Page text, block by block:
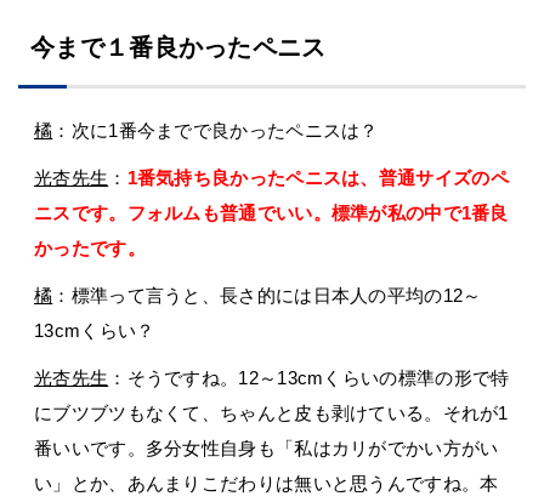
今まで１番良かったペニス
橘 ：次に1番今までで良かったペニスは？
光杏先生 ： 1番気持ち良かったペニスは、普通サイズのペ
ニスです。フォルムも普通でいい。標準が私の中で1番良
かったです。
橘 ：標準って言うと、長さ的には日本人の平均の12～
13cmくらい？
光杏先生 ：そうですね。12～13cmくらいの標準の形で特
にブツブツもなくて、ちゃんと皮も剥けている。それが1
番いいです。多分女性自身も「私はカリがでかい方がい
い」とか、あんまりこだわりは無いと思うんですね。本